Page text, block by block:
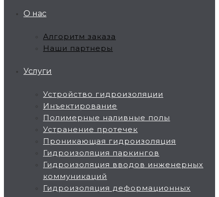
О нас
Алгоритм заказа
Наши партнеры
Услуги
Устройство гидроизоляции
Инъектирование
Полимерные наливные полы
Устранение протечек
Проникающая гидроизоляция
Гидроизоляция паркингов
Гидроизоляция вводов инженерных
коммуникаций
Гидроизоляция деформационных